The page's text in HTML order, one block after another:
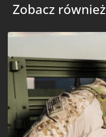
Zobacz również